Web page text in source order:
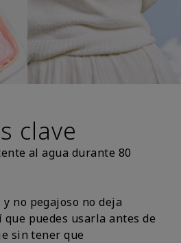
clave
al agua durante 80
no pegajoso no deja
que puedes usarla antes de
sin tener que